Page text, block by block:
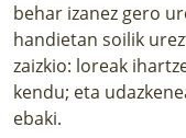
behar izanez gero
handietan soilik
zaizkio: loreak
kendu; eta
ebaki.